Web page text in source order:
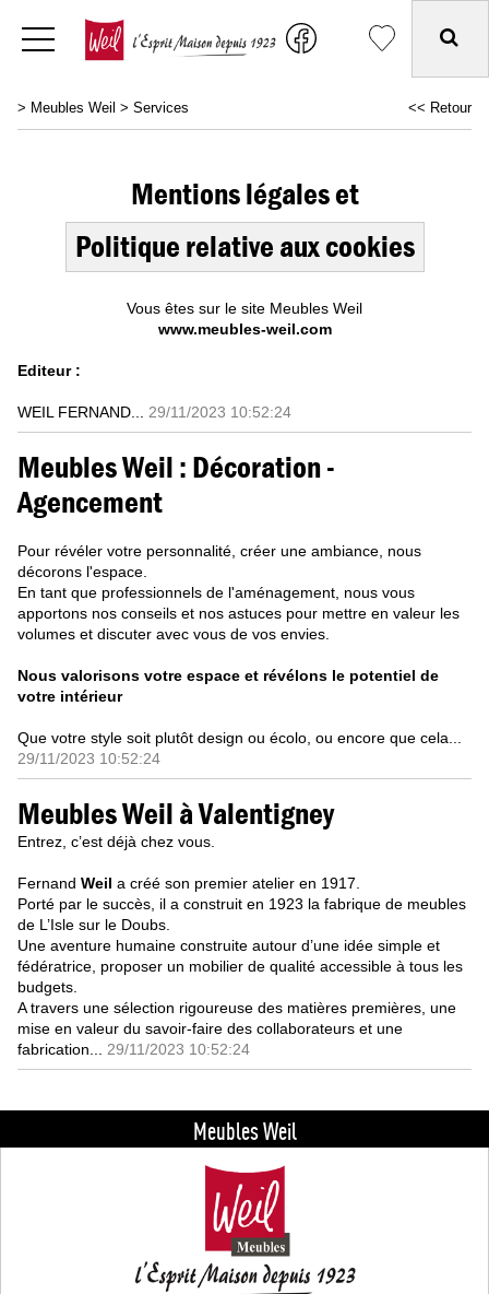
> Meubles Weil > Services << Retour
Mentions légales et
Politique relative aux cookies
Vous êtes sur le site Meubles Weil
www.meubles-weil.com
Editeur :
WEIL FERNAND... 29/11/2023 10:52:24
Meubles Weil : Décoration -
Agencement
Pour révéler votre personnalité, créer une ambiance, nous
décorons l'espace.
En tant que professionnels de l'aménagement, nous vous
apportons nos conseils et nos astuces pour mettre en valeur les
volumes et discuter avec vous de vos envies.
Nous valorisons votre espace et révélons le potentiel de
votre intérieur
Que votre style soit plutôt design ou écolo, ou encore que cela...
29/11/2023 10:52:24
Meubles Weil à Valentigney
Entrez, c’est déjà chez vous.
Fernand Weil a créé son premier atelier en 1917.
Porté par le succès, il a construit en 1923 la fabrique de meubles
de L’Isle sur le Doubs.
Une aventure humaine construite autour d’une idée simple et
fédératrice, proposer un mobilier de qualité accessible à tous les
budgets.
A travers une sélection rigoureuse des matières premières, une
mise en valeur du savoir-faire des collaborateurs et une
fabrication...
29/11/2023 10:52:24
Meubles Weil